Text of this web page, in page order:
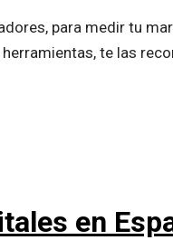
para medir tu
te las
en